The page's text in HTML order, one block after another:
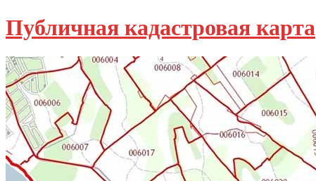
Публичная кадастровая карта